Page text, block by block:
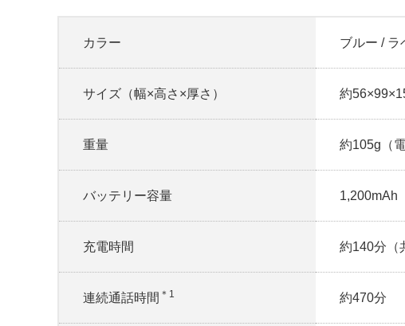
カラー ブルー / ラ
サイズ（幅×高さ×厚さ） 約
重量 約105g（
バッテリー容量 1,200mAh
充電時間 約140分（
連続通話時間 ＊1 約470分